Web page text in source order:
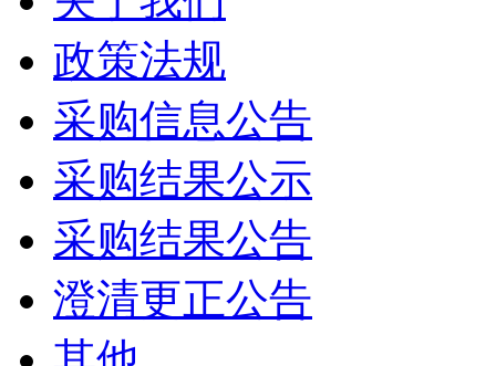
政策法规
采购信息公告
采购结果公示
采购结果公告
澄清更正公告